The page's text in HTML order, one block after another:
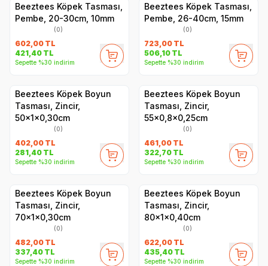
Beeztees Köpek Tasması,
Pembe, 20-30cm, 10mm
(0)
602,00 TL
421,40 TL
Sepette %30 indirim
Beeztees Köpek Tasması,
Pembe, 26-40cm, 15mm
(0)
723,00 TL
506,10 TL
Sepette %30 indirim
Beeztees Köpek Boyun
Tasması, Zincir,
50x1x0,30cm
(0)
402,00 TL
281,40 TL
Sepette %30 indirim
Beeztees Köpek Boyun
Tasması, Zincir,
55x0,8x0,25cm
(0)
461,00 TL
322,70 TL
Sepette %30 indirim
Beeztees Köpek Boyun
Tasması, Zincir,
70x1x0,30cm
(0)
482,00 TL
337,40 TL
Sepette %30 indirim
Beeztees Köpek Boyun
Tasması, Zincir,
80x1x0,40cm
(0)
622,00 TL
435,40 TL
Sepette %30 indirim